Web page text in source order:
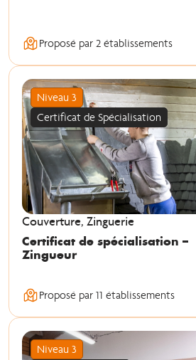
Proposé par 2 établissements
Niveau 3
Certificat de Spécialisation
Couverture, Zinguerie
Certificat de spécialisation –
Zingueur
Proposé par 11 établissements
Niveau 3